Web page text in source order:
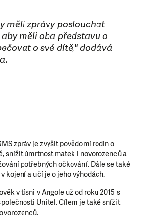
měli zprávy poslouchat
měli oba představu o
o své dítě," dodává
zpráv je zvýšit povědomí rodin o
snížit úmrtnost matek i novorozenců a
potřebných očkování. Dále se také
kojení a učí je o jeho výhodách.
v tísni v Angole už od roku 2015 s
Unitel. Cílem je také snížit